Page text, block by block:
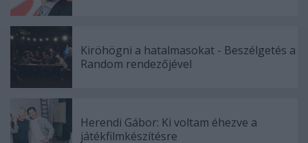
Kiröhögni a hatalmasokat - Beszélgetés a
Random rendezőjével
Herendi Gábor: Ki voltam éhezve a
játékfilmkészítésre